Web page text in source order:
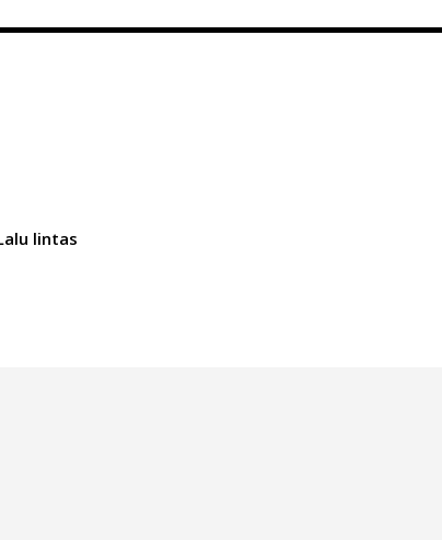
lintas